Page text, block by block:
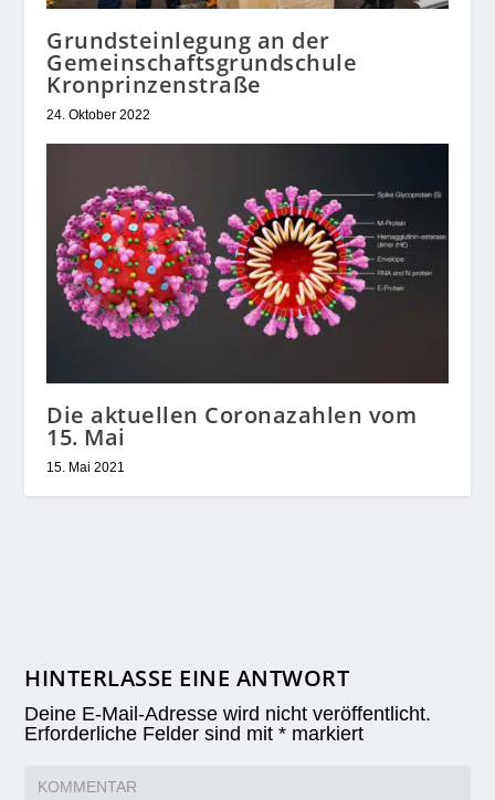
Grundsteinlegung an der
Gemeinschaftsgrundschule
Kronprinzenstraße
24. Oktober 2022
Die aktuellen Coronazahlen vom
15. Mai
15. Mai 2021
HINTERLASSE EINE ANTWORT
Deine E-Mail-Adresse wird nicht veröffentlicht.
Erforderliche Felder sind mit* markiert